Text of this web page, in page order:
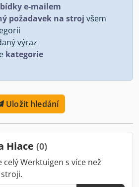
e-mailem
požadavek na stroj všem
výraz
kategorie
Uložit hledání
Hiace (0)
Werktuigen s více než